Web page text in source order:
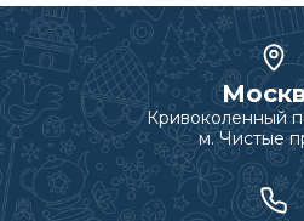
Кривоколенный
м. Чистые